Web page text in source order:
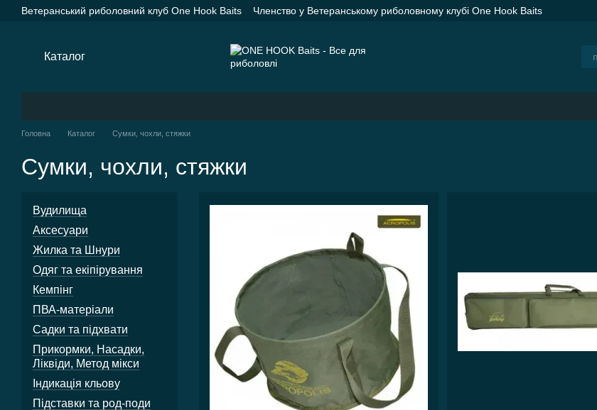
Перейти до основного контенту
Ветеранський риболовний клуб One Hook Baits
Членство у Ветеранському риболовному клубі One Hook Baits
Каталог
Головна Каталог Сумки, чохли, стяжки
Сумки, чохли, стяжки
Вудилища
Аксесуари
Жилка та Шнури
Одяг та екіпірування
Кемпінг
ПВА-матеріали
Садки та підхвати
Прикормки, Насадки,
Ліквіди, Метод мікси
Індикація кльову
Підставки та род-поди